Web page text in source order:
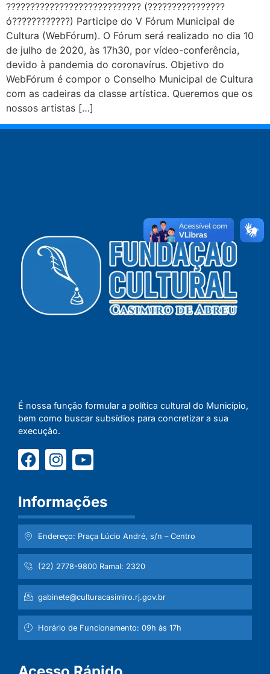
???????????????????????????? (????????????????
ó????????????) Participe do V Fórum Municipal de
Cultura (WebFórum). O Fórum será realizado no dia 10
de julho de 2020, às 17h30, por vídeo-conferência,
devido à pandemia do coronavírus. Objetivo do
WebFórum é compor o Conselho Municipal de Cultura
com as cadeiras da classe artística. Queremos que os
nossos artistas […]
É nossa função formular a política cultural do Município,
bem como buscar subsídios para concretizar a sua
execução.
Informações
Endereço: Praça Lúcio André, s/n – Centro
(22) 2778-9800 Ramal: 2320
gabinete@culturacasimiro.rj.gov.br
Horário de Funcionamento: 09h às 17h